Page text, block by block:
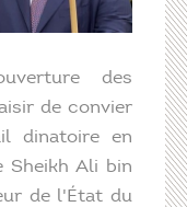
des
de convier
dinatoire en
Sheikh Ali bin
de l'État du